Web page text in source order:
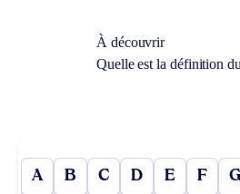
À découvrir
Quelle est la définition
A B C D E F G